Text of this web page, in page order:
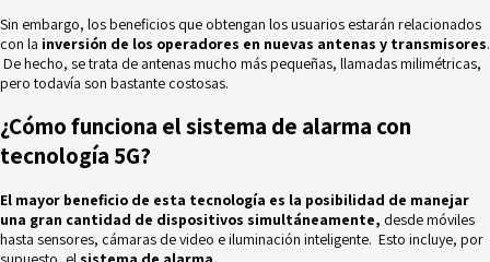
Sin embargo, los beneficios que obtengan los usuarios estarán relacionados
con la inversión de los operadores en nuevas antenas y transmisores.
De hecho, se trata de antenas mucho más pequeñas, llamadas milimétricas,
pero todavía son bastante costosas.
¿Cómo funciona el sistema de alarma con
tecnología 5G?
El mayor beneficio de esta tecnología es la posibilidad de manejar
una gran cantidad de dispositivos simultáneamente, desde móviles
hasta sensores, cámaras de video e iluminación inteligente. Esto incluye, por